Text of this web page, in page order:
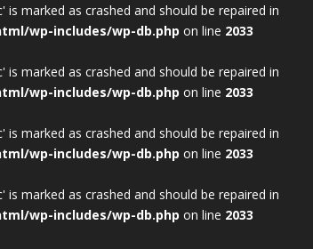
is marked as crashed and should be repaired in
wp-includes/wp-db.php on line 2033
is marked as crashed and should be repaired in
wp-includes/wp-db.php on line 2033
is marked as crashed and should be repaired in
wp-includes/wp-db.php on line 2033
is marked as crashed and should be repaired in
wp-includes/wp-db.php on line 2033